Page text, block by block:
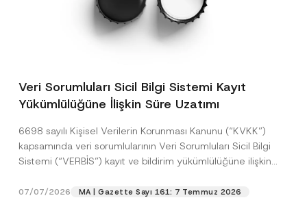
Veri Sorumluları Sicil Bilgi Sistemi Kayıt
Yükümlülüğüne İlişkin Süre Uzatımı
6698 sayılı Kişisel Verilerin Korunması Kanunu (“KVKK”)
kapsamında veri sorumlularının Veri Sorumluları Sicil Bilgi
Sistemi (“VERBİS”) kayıt ve bildirim yükümlülüğüne ilişkin
07/07/2026
MA | Gazette Sayı 161: 7 Temmuz 2026